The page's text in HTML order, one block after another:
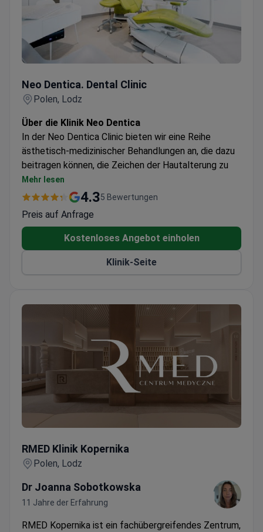
Neo Dentica. Dental Clinic
Polen, Lodz
Über die Klinik Neo Dentica
In der Neo Dentica Clinic bieten wir eine Reihe
ästhetisch-medizinischer Behandlungen an, die dazu
beitragen können, die Zeichen der Hautalterung zu
verzögern und ein frisches und natürliches Aussehen
länger zu bewahren. Unsere Behandlungen können die
Gesichtszüge und den Hautzustand verbessern,
Falten glätten, die Haut mit Feuchtigkeit versorgen
und straffen sowie Unvollkommenheiten korrigieren.
Wir sind auf chemische Gesichtspeelings mit
Behandlungen auf Mandelsäure- oder
Glykolsäurebasis spezialisiert, die die äußere Schicht
fördern. Unsere erfahrenen Fachkräfte passen die
Behandlung individuell an Ihren Hauttyp an und
sorgen so für maximale Sicherheit und beste
Ergebnisse. Wir verwenden hochwertige Säuren von
renommierten Marken wie Filorg. Besuchen Sie noch
heute unsere freundliche Klinik und erleben Sie
unsere umfassenden zahnärztlichen Leistungen, die
von qualifizierten Fachkräften in hochmodernen
Mehr lesen
4.35 Bewertungen
Preis auf Anfrage
Kostenloses Angebot einholen
Klinik-Seite
RMED Klinik Kopernika
Polen, Lodz
Dr Joanna Sobotkowska
11 Jahre der Erfahrung
RMED Kopernika ist ein fachübergreifendes Zentrum,